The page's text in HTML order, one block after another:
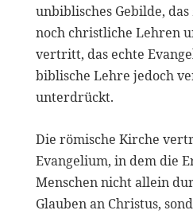
unbiblisches Gebilde,
noch christliche Lehren
vertritt, das echte
biblische Lehre jedoch
unterdrückt.
Die römische Kirche
Evangelium, in dem die
Menschen nicht allein
Glauben an Christus,